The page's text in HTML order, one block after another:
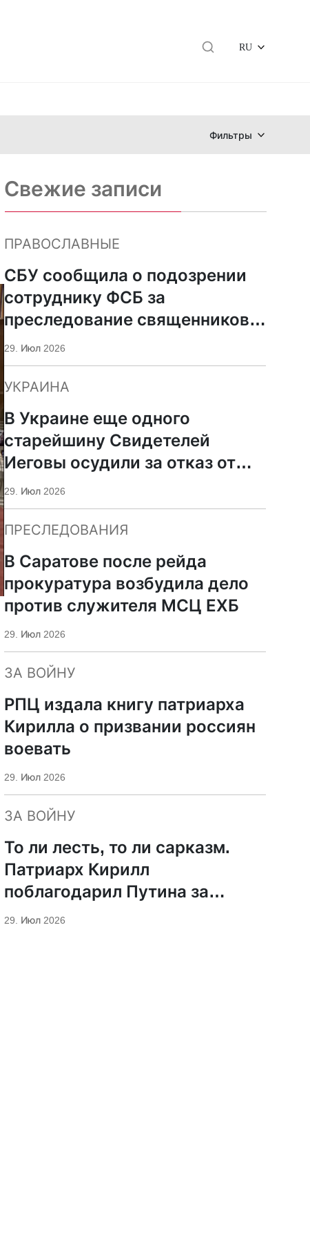
RU
Фильтры
Свежие записи
ПРАВОСЛАВНЫЕ
СБУ сообщила о подозрении
сотруднику ФСБ за
преследование священников
ПЦУ
29. Июл 2026
УКРАИНА
В Украине еще одного
старейшину Свидетелей
Иеговы осудили за отказ от
мобилизации
29. Июл 2026
ПРЕСЛЕДОВАНИЯ
В Саратове после рейда
прокуратура возбудила дело
против служителя МСЦ ЕХБ
29. Июл 2026
ЗА ВОЙНУ
РПЦ издала книгу патриарха
Кирилла о призвании россиян
воевать
29. Июл 2026
ЗА ВОЙНУ
То ли лесть, то ли сарказм.
Патриарх Кирилл
поблагодарил Путина за
защиту суверенитета и
29. Июл 2026